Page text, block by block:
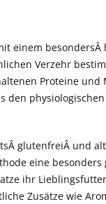
einem
Verzehr
Proteine und
den
glutenfreiÂ und
eine besonders
ihr
Zusätze wie